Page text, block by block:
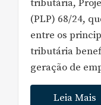
tributária,
(PLP) 68/24,
entre os
tributária
geração de
Leia Mais